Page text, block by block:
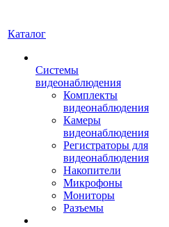
Каталог
Системы
видеонаблюдения
Комплекты
видеонаблюдения
Камеры
видеонаблюдения
Регистраторы для
видеонаблюдения
Накопители
Микрофоны
Мониторы
Разъемы